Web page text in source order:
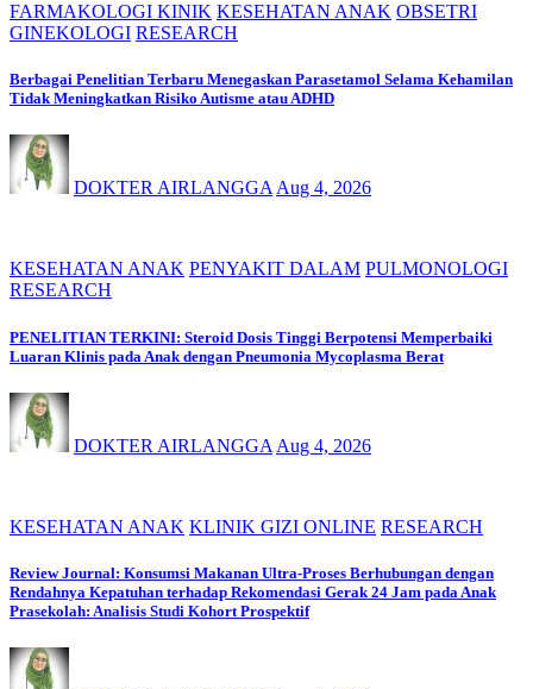
FARMAKOLOGI KINIK KESEHATAN ANAK OBSETRI
GINEKOLOGI RESEARCH
Berbagai Penelitian Terbaru Menegaskan Parasetamol Selama Kehamilan
Tidak Meningkatkan Risiko Autisme atau ADHD
DOKTER AIRLANGGA Aug 4, 2026
KESEHATAN ANAK PENYAKIT DALAM PULMONOLOGI
RESEARCH
PENELITIAN TERKINI: Steroid Dosis Tinggi Berpotensi Memperbaiki
Luaran Klinis pada Anak dengan Pneumonia Mycoplasma Berat
DOKTER AIRLANGGA Aug 4, 2026
KESEHATAN ANAK KLINIK GIZI ONLINE RESEARCH
Review Journal: Konsumsi Makanan Ultra-Proses Berhubungan dengan
Rendahnya Kepatuhan terhadap Rekomendasi Gerak 24 Jam pada Anak
Prasekolah: Analisis Studi Kohort Prospektif